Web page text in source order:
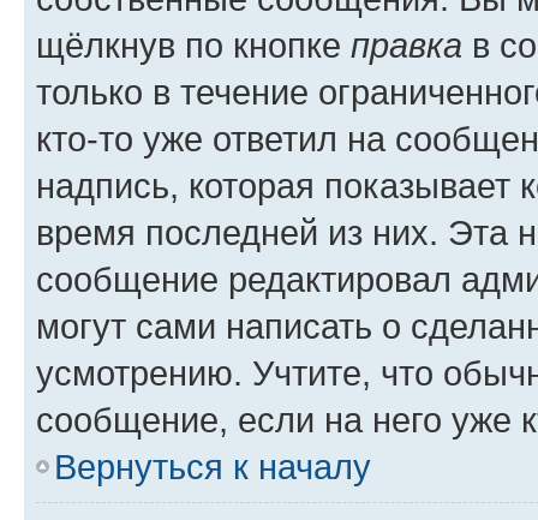
щёлкнув по кнопке правка в
только в течение
кто-то уже ответил на
надпись, которая показывает
время последней из них. Эта
сообщение редактировал
могут сами написать о
усмотрению. Учтите, что
сообщение, если на него уже
Вернуться к началу